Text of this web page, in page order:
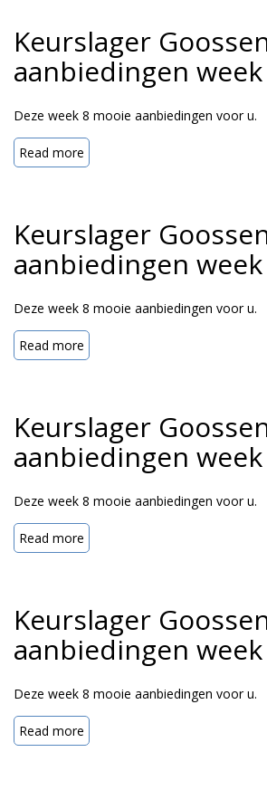
Keurslager
aanbiedingen
Deze week 8 mooie aanbiedingen voor u.
Read more
Keurslager
aanbiedingen
Deze week 8 mooie aanbiedingen voor u.
Read more
Keurslager
aanbiedingen
Deze week 8 mooie aanbiedingen voor u.
Read more
Keurslager
aanbiedingen
Deze week 8 mooie aanbiedingen voor u.
Read more